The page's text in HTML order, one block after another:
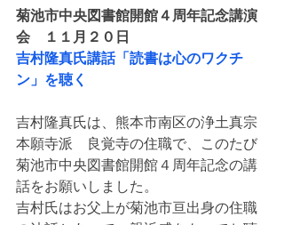
菊池市中央図書館開館４周年記念講演
会　１１月２０日
吉村隆真氏講話「読書は心のワクチ
ン」を聴く
吉村隆真氏は、熊本市南区の浄土真宗
本願寺派　良覚寺の住職で、このたび
菊池市中央図書館開館４周年記念の講
話をお願いしました。
吉村氏はお父上が菊池市亘出身の住職